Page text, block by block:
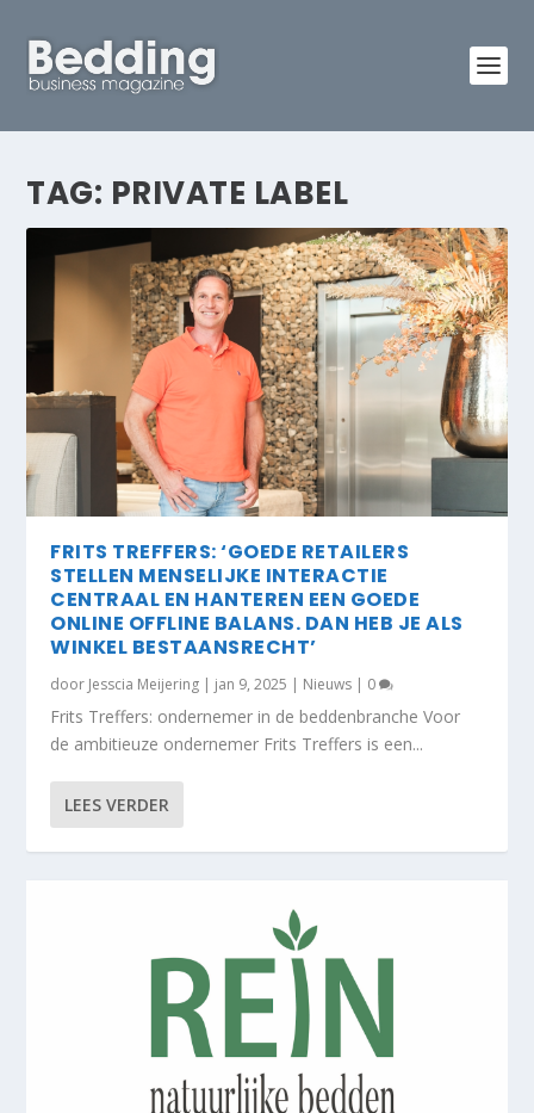
TAG: PRIVATE LABEL
FRITS TREFFERS: ‘GOEDE RETAILERS
STELLEN MENSELIJKE INTERACTIE
CENTRAAL EN HANTEREN EEN GOEDE
ONLINE OFFLINE BALANS. DAN HEB JE ALS
WINKEL BESTAANSRECHT’
door Jesscia Meijering | jan 9, 2025 | Nieuws | 0
Frits Treffers: ondernemer in de beddenbranche Voor
de ambitieuze ondernemer Frits Treffers is een...
LEES VERDER